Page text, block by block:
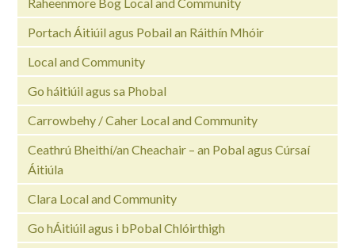
Portach Áitiúil agus Pobail an Ráithín Mhóir
Local and Community
Go háitiúil agus sa Phobal
Carrowbehy / Caher Local and Community
Ceathrú Bheithí/an Cheachair – an Pobal agus Cúrsaí
Áitiúla
Clara Local and Community
Go hÁitiúil agus i bPobal Chlóirthigh